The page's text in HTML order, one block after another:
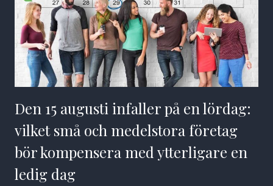
Den 15 augusti infaller på en lördag:
vilket små och medelstora företag
bör kompensera med ytterligare en
ledig dag